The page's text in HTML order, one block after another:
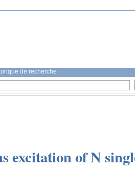
de recherche
excitation of N